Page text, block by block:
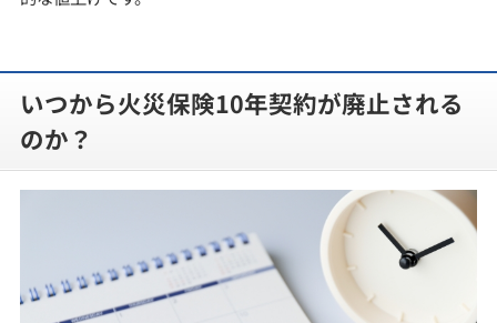
いつから火災保険10年契約が廃止される
のか？